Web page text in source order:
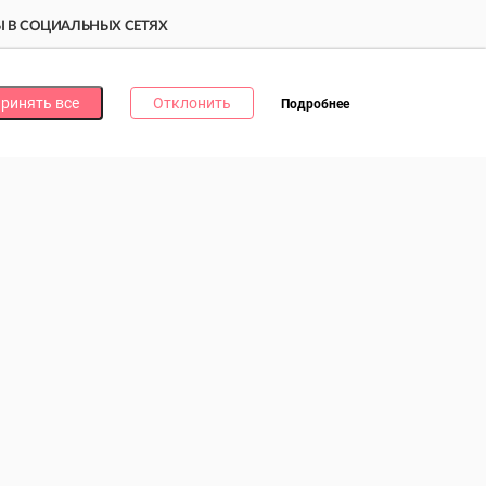
все Отклонить Подробнее
В СОЦИАЛЬНЫХ СЕТЯХ
за каждую!